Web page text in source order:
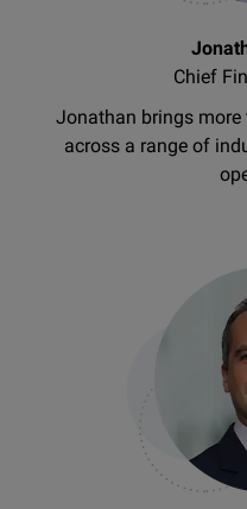
Chief
Jonathan brings more
across a range of